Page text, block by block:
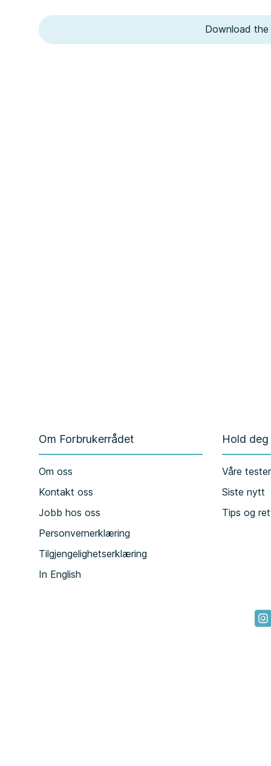
Download
Om Forbrukerrådet
Om oss
Kontakt oss
Jobb hos oss
Personvernerklæring
Tilgjengelighetserklæring
In English
Hold
Våre tester
Siste nytt
Tips og